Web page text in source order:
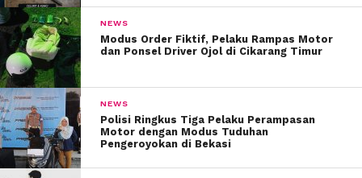
NEWS
Modus Order Fiktif, Pelaku Rampas Motor
dan Ponsel Driver Ojol di Cikarang Timur
NEWS
Polisi Ringkus Tiga Pelaku Perampasan
Motor dengan Modus Tuduhan
Pengeroyokan di Bekasi